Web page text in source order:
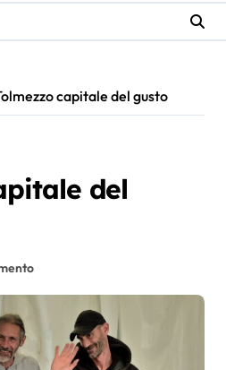
capitale del gusto
del